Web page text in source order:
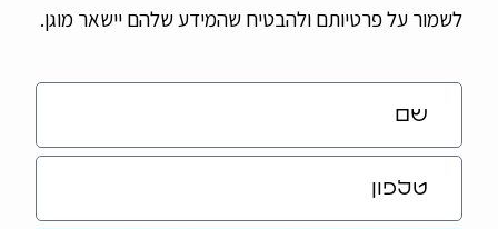
לשמור על פרטיותם ולהבטיח שהמידע שלהם יישאר מוגן.